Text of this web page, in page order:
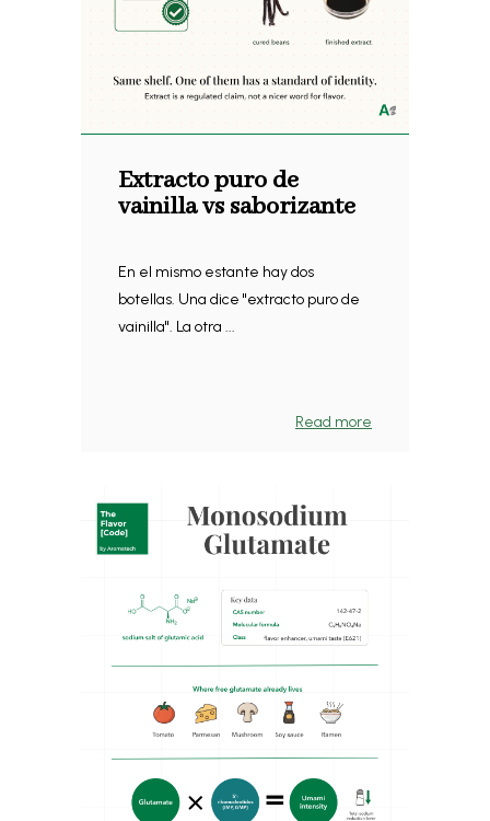
Extracto puro de
vainilla vs saborizante
En el mismo estante hay dos
botellas. Una dice "extracto puro de
vainilla". La otra ...
Read more